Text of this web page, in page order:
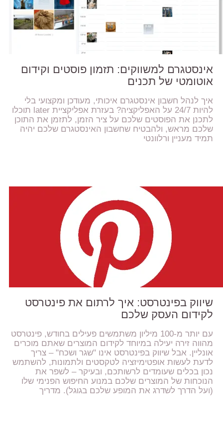
אינסטגרם למשווקים: תזמון פוסטים וקידום
אוטומטי של תכנים
איך לנהל חשבון אינסטגרם איכותי, מעודכן ומקצועי בלי
להיות 24/7 על האפליקציה? בעזרת אפליקציית later תוכלו
לתכנן את הפוסטים שלכם על ציר הזמן, לתזמן את התוכן
שלכם מראש, ולהבטיח שחשבון האינסטגרם שלכם יהיה
תמיד מעניין ורלוונטי
שיווק בפינטרסט: איך לרתום את פינטרסט
לקידום העסק שלכם
עם יותר מ-100 מיליון משתמשים פעילים בחודש, פינטרסט
מהווה זירה יעילה במיוחד לקידום המוצרים שאתם מוכרים
אונליין. אבל שיווק בפינטרסט אינו "שגר ושכח" – צריך
לדעת לעשות אופטימיזציה לטקסטים ולתמונות, להשתמש
נכון בכלים שעומדים לרשותכם, ובעיקר – לשפר את
הנוכחות של המוצרים שלכם במנוע החיפוש הפנימי שלו
(ועל הדרך לשדרג את המופע שלכם בגוגל). מדריך